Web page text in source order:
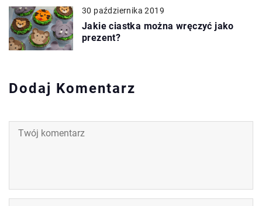
30 października 2019
Jakie ciastka można wręczyć jako
prezent?
Dodaj Komentarz